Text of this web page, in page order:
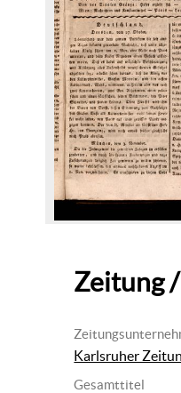
Zeitung
Karlsruher
Gesamttitel